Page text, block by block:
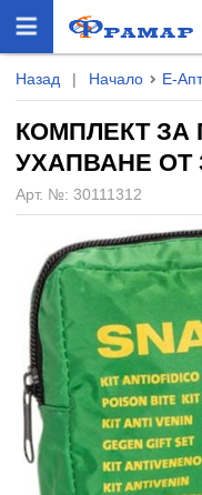
Назад | Начало Е-
КОМПЛЕКТ
УХАПВАНЕ ОТ
Арт. №: 30111312